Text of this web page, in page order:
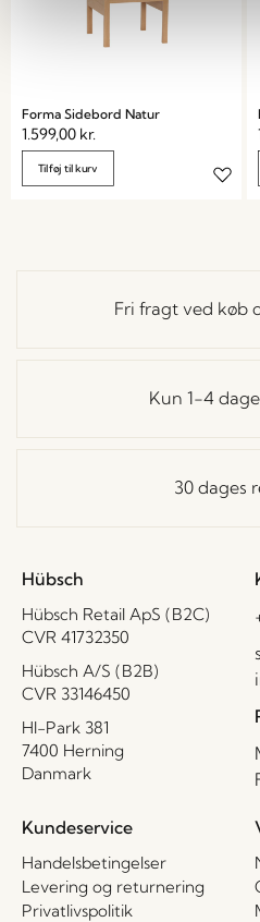
Forma Sidebord Natur
1.599,00 kr.
Tilføj til kurv
Fri fragt ved køb
Kun 1-4
30 dages
Hübsch
Hübsch Retail ApS (B2C)
CVR 41732350
Hübsch A/S (B2B)
CVR 33146450
HI-Park 381
7400 Herning
Danmark
Kundeservice
Handelsbetingelser
Levering og returnering
Privatlivspolitik